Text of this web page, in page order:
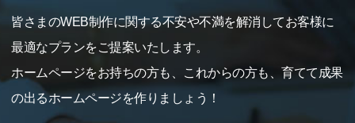
皆さまのWEB制作に関する不安や不満を解消してお客様に
最適なプランをご提案いたします。
ホームページをお持ちの方も、これからの方も、育てて成果
の出るホームページを作りましょう！